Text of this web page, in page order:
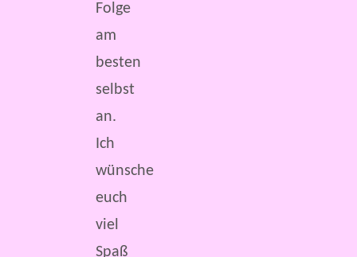
Folge
am
besten
selbst
an.
Ich
wünsche
euch
viel
Spaß